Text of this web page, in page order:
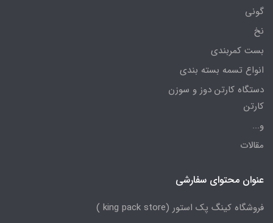
گونی
نخ
بست کمربندی
انواع تسمه بسته بندی
دستگاه کارتن دوز و سوزن
کارتن
و...
مقالات
عنوان محتوای سفارشی
فروشگاه کینگ پک استور (king pack store )